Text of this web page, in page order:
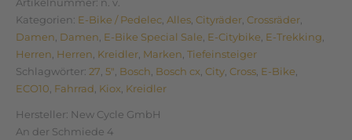
Artikelnummer: n. v.
Kategorien: E-Bike / Pedelec, Alles, Cityräder, Crossräder,
Damen, Damen, E-Bike Special Sale, E-Citybike, E-Trekking,
Herren, Herren, Kreidler, Marken, Tiefeinsteiger
Schlagwörter: 27, 5", Bosch, Bosch cx, City, Cross, E-Bike,
ECO10, Fahrrad, Kiox, Kreidler
Hersteller: New Cycle GmbH
An der Schmiede 4